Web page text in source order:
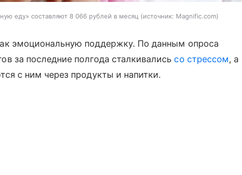
еду» составляют 8 066 рублей в месяц источник: Magnific.com
эмоциональную поддержку. По данным опроса
за последние полгода сталкивались со стрессом, а
с ним через продукты и напитки.